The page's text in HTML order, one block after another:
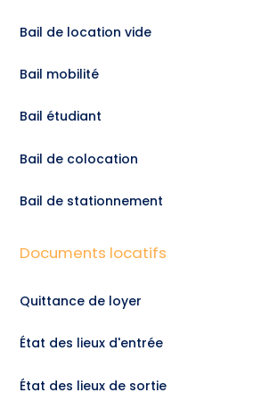
Bail de location vide
Bail mobilité
Bail étudiant
Bail de colocation
Bail de stationnement
Documents locatifs
Quittance de loyer
État des lieux d'entrée
État des lieux de sortie